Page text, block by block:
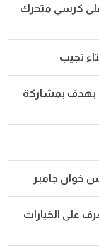
على كرسي متحرك
تجيب
بهدف بمشاركة
خوان جامبر
على الخيارات